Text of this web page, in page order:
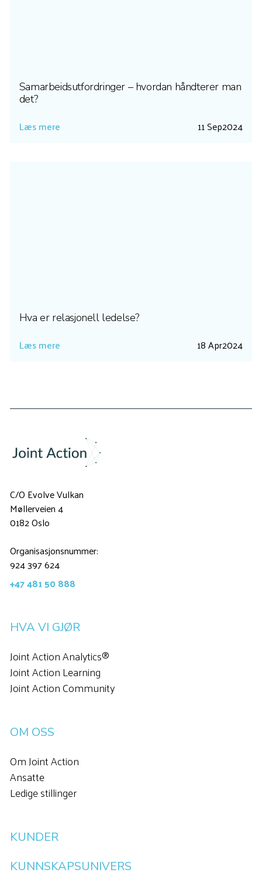
Samarbeidsutfordringer – hvordan håndterer man
det?
Læs mere 11 Sep2024
Hva er relasjonell ledelse?
Læs mere 18 Apr2024
C/O Evolve Vulkan
Møllerveien 4
0182 Oslo
Organisasjonsnummer:
924 397 624
+47 481 50 888
HVA VI GJØR
Joint Action Analytics®
Joint Action Learning
Joint Action Community
OM OSS
Om Joint Action
Ansatte
Ledige stillinger
KUNDER
KUNNSKAPSUNIVERS